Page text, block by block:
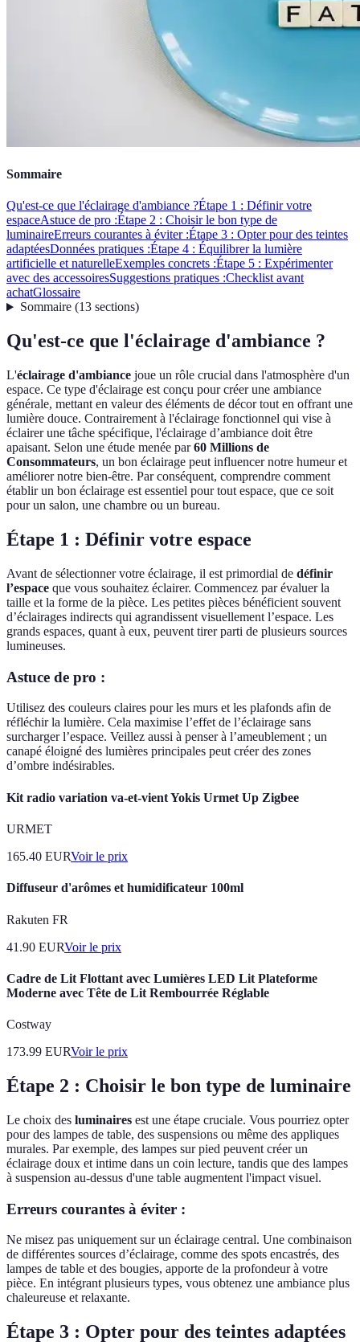
Sommaire
Qu'est-ce que l'éclairage d'ambiance ?Étape 1 : Définir votre
espaceAstuce de pro :Étape 2 : Choisir le bon type de
luminaireErreurs courantes à éviter :Étape 3 : Opter pour des teintes
adaptéesDonnées pratiques :Étape 4 : Équilibrer la lumière
artificielle et naturelleExemples concrets :Étape 5 : Expérimenter
avec des accessoiresSuggestions pratiques :Checklist avant
achatGlossaire
Sommaire(13 sections)
Qu'est-ce que l'éclairage d'ambiance ?
L'éclairage d'ambiance joue un rôle crucial dans l'atmosphère d'un
espace. Ce type d'éclairage est conçu pour créer une ambiance
générale, mettant en valeur des éléments de décor tout en offrant une
lumière douce. Contrairement à l'éclairage fonctionnel qui vise à
éclairer une tâche spécifique, l'éclairage d’ambiance doit être
apaisant. Selon une étude menée par60 Millions de
Consommateurs, un bon éclairage peut influencer notre humeur et
améliorer notre bien-être. Par conséquent, comprendre comment
établir un bon éclairage est essentiel pour tout espace, que ce soit
pour un salon, une chambre ou un bureau.
Étape 1 : Définir votre espace
Avant de sélectionner votre éclairage, il est primordial de définir
l’espace que vous souhaitez éclairer. Commencez par évaluer la
taille et la forme de la pièce. Les petites pièces bénéficient souvent
d’éclairages indirects qui agrandissent visuellement l’espace. Les
grands espaces, quant à eux, peuvent tirer parti de plusieurs sources
lumineuses.
Astuce de pro :
Utilisez des couleurs claires pour les murs et les plafonds afin de
réfléchir la lumière. Cela maximise l’effet de l’éclairage sans
surcharger l’espace. Veillez aussi à penser à l’ameublement ; un
canapé éloigné des lumières principales peut créer des zones
d’ombre indésirables.
Kit radio variation va-et-vient Yokis Urmet Up Zigbee
URMET
165.40 EURVoir le prix
Diffuseur d'arômes et humidificateur 100ml
Rakuten FR
41.90 EURVoir le prix
Cadre de Lit Flottant avec Lumières LED Lit Plateforme
Moderne avec Tête de Lit Rembourrée Réglable
Costway
173.99 EURVoir le prix
Étape 2 : Choisir le bon type de luminaire
Le choix des luminaires est une étape cruciale. Vous pourriez opter
pour des lampes de table, des suspensions ou même des appliques
murales. Par exemple, des lampes sur pied peuvent créer un
éclairage doux et intime dans un coin lecture, tandis que des lampes
à suspension au-dessus d'une table augmentent l'impact visuel.
Erreurs courantes à éviter :
Ne misez pas uniquement sur un éclairage central. Une combinaison
de différentes sources d’éclairage, comme des spots encastrés, des
lampes de table et des bougies, apporte de la profondeur à votre
pièce. En intégrant plusieurs types, vous obtenez une ambiance plus
chaleureuse et relaxante.
Étape 3 : Opter pour des teintes adaptées